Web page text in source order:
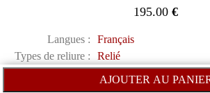
195.00 €
Langues :
Français
Types de reliure :
Relié